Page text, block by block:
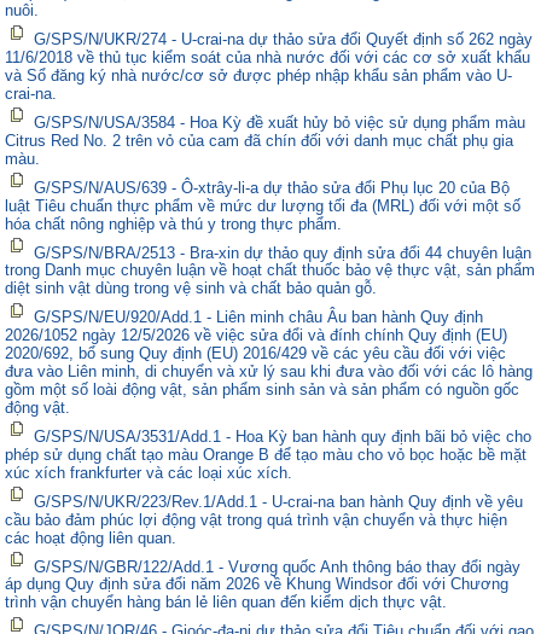
nuôi.
G/SPS/N/UKR/274 - U-crai-na dự thảo sửa đổi Quyết định số 262 ngày
11/6/2018 về thủ tục kiểm soát của nhà nước đối với các cơ sở xuất khẩu
và Sổ đăng ký nhà nước/cơ sở được phép nhập khẩu sản phẩm vào U-
crai-na.
G/SPS/N/USA/3584 - Hoa Kỳ đề xuất hủy bỏ việc sử dụng phẩm màu
Citrus Red No. 2 trên vỏ của cam đã chín đối với danh mục chất phụ gia
màu.
G/SPS/N/AUS/639 - Ô-xtrây-li-a dự thảo sửa đổi Phụ lục 20 của Bộ
luật Tiêu chuẩn thực phẩm về mức dư lượng tối đa (MRL) đối với một số
hóa chất nông nghiệp và thú y trong thực phẩm.
G/SPS/N/BRA/2513 - Bra-xin dự thảo quy định sửa đổi 44 chuyên luận
trong Danh mục chuyên luận về hoạt chất thuốc bảo vệ thực vật, sản phẩm
diệt sinh vật dùng trong vệ sinh và chất bảo quản gỗ.
G/SPS/N/EU/920/Add.1 - Liên minh châu Âu ban hành Quy định
2026/1052 ngày 12/5/2026 về việc sửa đổi và đính chính Quy định (EU)
2020/692, bổ sung Quy định (EU) 2016/429 về các yêu cầu đối với việc
đưa vào Liên minh, di chuyển và xử lý sau khi đưa vào đối với các lô hàng
gồm một số loài động vật, sản phẩm sinh sản và sản phẩm có nguồn gốc
động vật.
G/SPS/N/USA/3531/Add.1 - Hoa Kỳ ban hành quy định bãi bỏ việc cho
phép sử dụng chất tạo màu Orange B để tạo màu cho vỏ bọc hoặc bề mặt
xúc xích frankfurter và các loại xúc xích.
G/SPS/N/UKR/223/Rev.1/Add.1 - U-crai-na ban hành Quy định về yêu
cầu bảo đảm phúc lợi động vật trong quá trình vận chuyển và thực hiện
các hoạt động liên quan.
G/SPS/N/GBR/122/Add.1 - Vương quốc Anh thông báo thay đổi ngày
áp dụng Quy định sửa đổi năm 2026 về Khung Windsor đối với Chương
trình vận chuyển hàng bán lẻ liên quan đến kiểm dịch thực vật.